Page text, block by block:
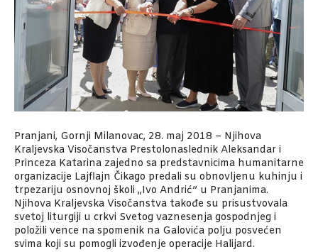
Pranjani, Gornji Milanovac, 28. maj 2018 – Njihova
Kraljevska Visočanstva Prestolonaslednik Aleksandar i
Princeza Katarina zajedno sa predstavnicima humanitarne
organizacije Lajflajn Čikago predali su obnovljenu kuhinju i
trpezariju osnovnoj školi „Ivo Andrić” u Pranjanima.
Njihova Kraljevska Visočanstva takođe su prisustvovala
svetoj liturgiji u crkvi Svetog vaznesenja gospodnjeg i
položili vence na spomenik na Galovića polju posvećen
svima koji su pomogli izvođenje operacije Halijard.